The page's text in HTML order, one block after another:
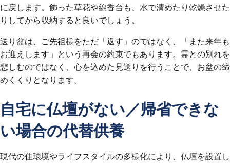
に戻します。飾った草花や線香台も、水で清めたり乾燥させた
りしてから収納すると良いでしょう。
送り盆は、ご先祖様をただ「返す」のではなく、「また来年も
お迎えします」という再会の約束でもあります。霊との別れを
悲しむのではなく、心を込めた見送りを行うことで、お盆の締
めくくりとなります。
自宅に仏壇がない／帰省できな
い場合の代替供養
現代の住環境やライフスタイルの多様化により、仏壇を設置し